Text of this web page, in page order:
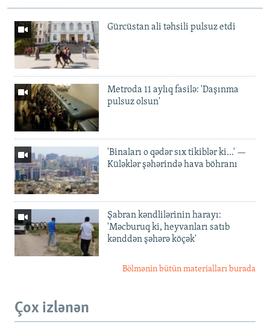
Gürcüstan ali təhsili pulsuz etdi
Metroda 11 aylıq fasilə: 'Daşınma
pulsuz olsun'
'Binaları o qədər sıx tikiblər ki...' —
Küləklər şəhərində hava böhranı
Şabran kəndlilərinin harayı:
'Məcburuq ki, heyvanları satıb
kənddən şəhərə köçək'
Bölmənin bütün materialları burada
Çox izlənən